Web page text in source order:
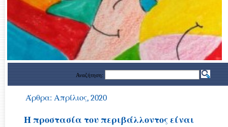
Αναζήτηση:
Άρθρα: Απρίλιος, 2020
Η προστασία του περιβάλλοντος είναι